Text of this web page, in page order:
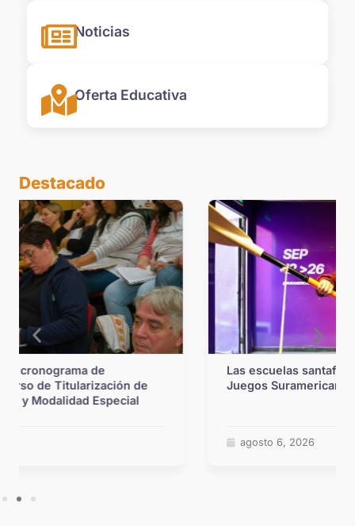
Noticias
Oferta Educativa
Destacado
Las escuelas santafesinas vivirán de cerca los
Juegos Suramericanos 2026